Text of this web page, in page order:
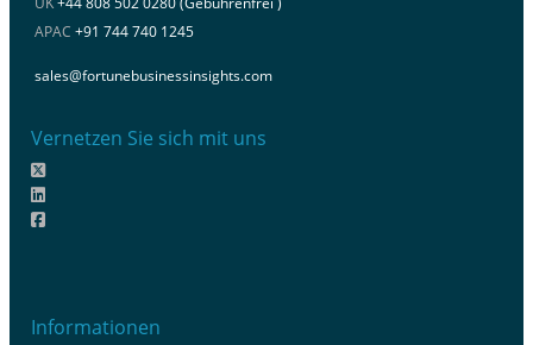
APAC +91 744 740 1245
sales@fortunebusinessinsights.com
Vernetzen Sie sich mit uns
Informationen